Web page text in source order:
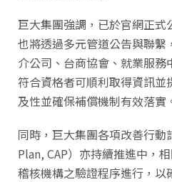
巨大集團強調，已於官網正式
也將透過多元管道公告與聯
介公司、台商協會、就業服
符合資格者可順利取得資訊
及性並確保補償機制有效落實
同時，巨大集團各項改善行
Plan, CAP）亦持續推進中，
稽核機構之驗證程序進行，以